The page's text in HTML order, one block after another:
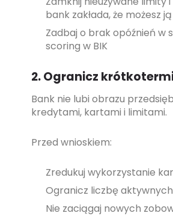
bank zakłada, że możesz
Zadbaj o brak opóźnień w
scoring w BIK
2. Ogranicz
Bank nie lubi obrazu
kredytami, kartami i limitami.
Przed wnioskiem:
Zredukuj wykorzystanie
Ogranicz liczbę
Nie zaciągaj nowych